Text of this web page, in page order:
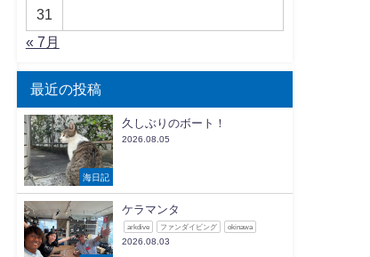
31
« 7月
最近の投稿
海日記
久しぶりのボート！
2026.08.05
ケラマンタ
arkdive ファンダイビング okinawa
2026.08.03